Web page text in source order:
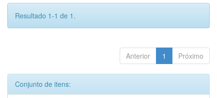
Resultado 1-1 de 1.
Anterior 1 Próximo
Conjunto de itens: